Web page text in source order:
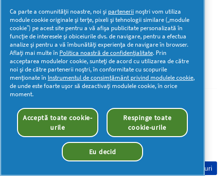
Mai multă inspirație
Drepturi de autor © 2026 P&G. Toate drepturile rezervate
Consimțământ Cookie-uri
Ca parte a comunității noastre, noi și partenerii noștri vom utiliza
module cookie originale și terțe, pixeli și tehnologii similare („module
cookie”) pe acest site pentru a vă afișa publicitate personalizată în
funcție de interesele și obiceiurile dvs. de navigare, pentru a efectua
analize și pentru a vă îmbunătăți experiența de navigare în browser.
Aflați mai multe în Politica noastră de confidențialitate. Prin
acceptarea modulelor cookie, sunteți de acord cu utilizarea de către
noi și de către partenerii noștri, în conformitate cu scopurile
menționate în Instrumentul de consimțământ privind modulele cookie,
de unde este foarte ușor să dezactivați modulele cookie, în orice
moment.
Acceptă toate cookie-
urile
Respinge toate
cookie-urile
Eu decid